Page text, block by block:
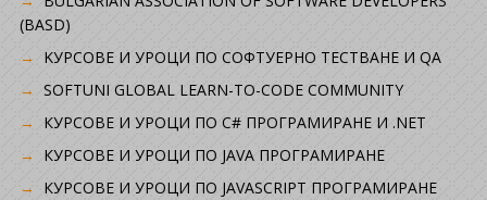
(BASD)
KУРСОВЕ И УРОЦИ ПО СОФТУЕРНО ТЕСТВАНЕ И QA
SOFTUNI GLOBAL LEARN-TO-CODE COMMUNITY
КУРСОВЕ И УРОЦИ ПО C# ПРОГРАМИРАНЕ И .NET
КУРСОВЕ И УРОЦИ ПО JAVA ПРОГРАМИРАНЕ
КУРСОВЕ И УРОЦИ ПО JAVASCRIPT ПРОГРАМИРАНЕ